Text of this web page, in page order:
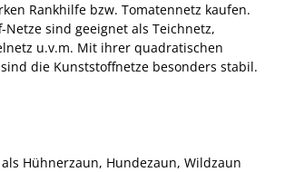
Rankhilfe bzw. Tomatennetz kaufen.
Netze sind geeignet als Teichnetz,
u.v.m. Mit ihrer quadratischen
die Kunststoffnetze besonders stabil.
Hühnerzaun, Hundezaun, Wildzaun